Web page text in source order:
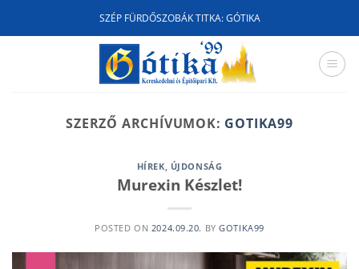
SZÉP FÜRDŐSZOBÁK TITKA: GÓTIKA
SZERZŐ ARCHÍVUMOK: GOTIKA99
HÍREK, ÚJDONSÁG
Murexin Készlet!
POSTED ON 2024.09.20. BYGOTIKA99